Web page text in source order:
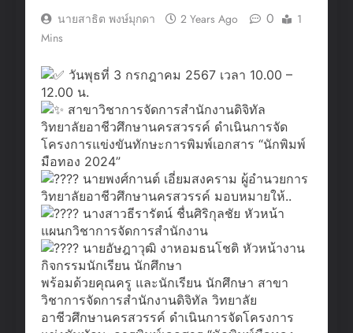
นายสาธิต พงษ์มุกดา 2 Years Ago 0
1
Mins
วันพุธที่ 3 กรกฎาคม 2567 เวลา 10.00 –
12.00 น.
สาขาวิชาการจัดการสำนักงานดิจิทัล
วิทยาลัยอาชีวศึกษานครสวรรค์ ดำเนินการจัด
โครงการแข่งขันทักษะการพิมพ์เอกสาร “นักพิมพ์
มือทอง 2024”
นายพงศ์กานต์ เอี่ยมสงคราม ผู้อำนวยการ
วิทยาลัยอาชีวศึกษานครสวรรค์ มอบหมายให้..
นางสาวธีรารัตน์ ชื่นศิริกุลชัย หัวหน้า
แผนกวิชาการจัดการสำนักงาน
นายอัษฎาวุฒิ งาหอมธนโชติ หัวหน้างาน
กิจกรรมนักเรียน นักศึกษา
พร้อมด้วยคุณครู และนักเรียน นักศึกษา สาขา
วิชาการจัดการสำนักงานดิจิทัล วิทยาลัย
อาชีวศึกษานครสวรรค์ ดำเนินการจัดโครงการ